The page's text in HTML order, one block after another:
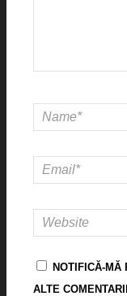
NOTIFICĂ-MĂ
ALTE